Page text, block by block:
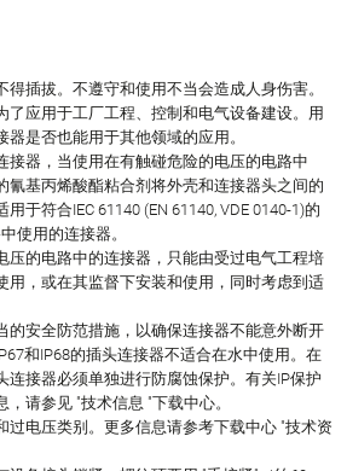
得插拔。不遵守和使用不当会造成人身伤害。
了应用于工厂工程、控制和电气设备建设。用
器是否也能用于其他领域的应用。
接器，当使用在有触碰危险的电压的电路中
氰基丙烯酸酯粘合剂将外壳和连接器头之间的
于符合IEC 61140 (EN 61140, VDE 0140-1)的
使用的连接器。
压的电路中的连接器，只能由受过电气工程培
用，或在其监督下安装和使用，同时考虑到适
的安全防范措施，以确保连接器不能意外断开
和IP68的插头连接器不适合在水中使用。在
连接器必须单独进行防腐蚀保护。有关IP保护
请参见 "技术信息 "下载中心。
过电压类别。更多信息请参考下载中心 "技术资